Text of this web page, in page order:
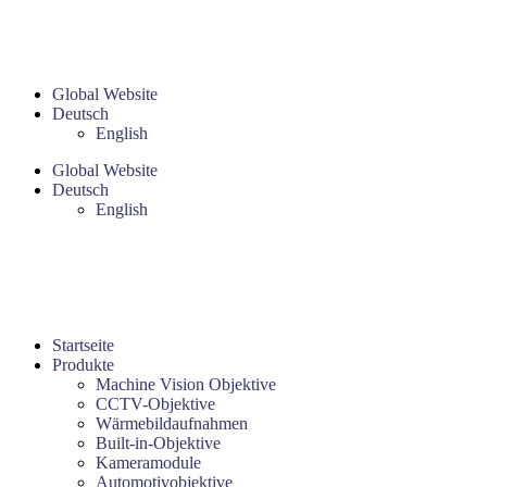
Global Website
Deutsch
English
Global Website
Deutsch
English
Startseite
Produkte
Machine Vision Objektive
CCTV-Objektive
Wärmebildaufnahmen
Built-in-Objektive
Kameramodule
Automotivobjektive